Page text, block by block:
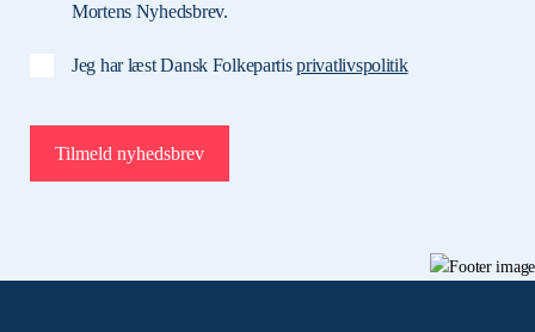
Mortens Nyhedsbrev.
Jeg har læst Dansk Folkepartisprivatlivspolitik